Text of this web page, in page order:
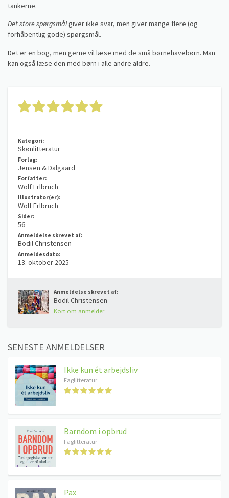
tankerne.
Det store spørgsmålgiver ikke svar, men giver mange flere (og
forhåbentlig gode) spørgsmål.
Det er en bog, men gerne vil læse med de små børnehavebørn. Man
kan også læse den med børn i alle andre aldre.
Kategori:
Skønlitteratur
Forlag:
Jensen & Dalgaard
Forfatter:
Wolf Erlbruch
Illustrator(er):
Wolf Erlbruch
Sider:
56
Anmeldelse skrevet af:
Bodil Christensen
Anmeldesdato:
13. oktober 2025
Anmeldelse skrevet af:
Bodil Christensen
Kort om anmelder
SENESTE ANMELDELSER
Ikke kun ét arbejdsliv
Faglitteratur
Barndom i opbrud
Faglitteratur
Pax